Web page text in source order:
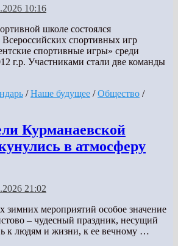
10:16
школе состоялся
спортивных игр
спортивные игры» среди
г.р. Участниками стали две команды
/Наше будущее /Общество /
Курманаевской
в атмосферу
21:02
зимних мероприятий особое значение
– чудесный праздник, несущий
к людям и жизни, к ее вечному …